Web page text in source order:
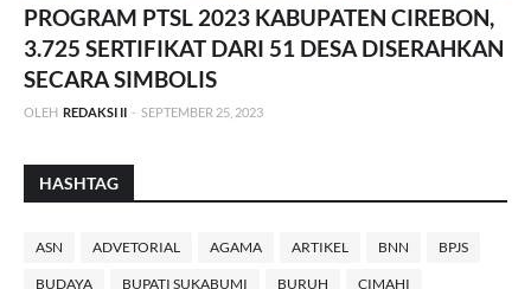
PROGRAM PTSL 2023 KABUPATEN CIREBON,
3.725 SERTIFIKAT DARI 51 DESA DISERAHKAN
SECARA SIMBOLIS
OLEH REDAKSI II - SEPTEMBER 25, 2023
HASHTAG
ASN ADVETORIAL AGAMA ARTIKEL BNN BPJS
BUDAYA BUPATI SUKABUMI BURUH CIMAHI